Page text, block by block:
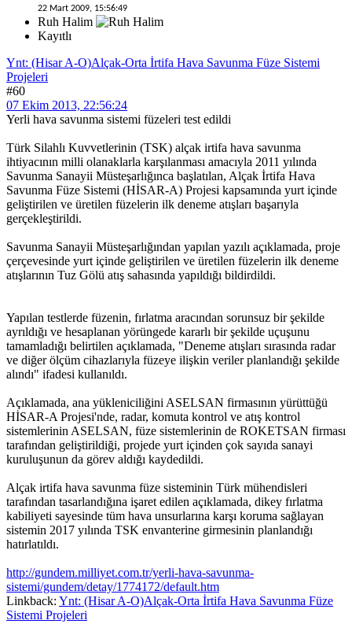
22 Mart 2009, 15:56:49
Ruh Halim
Kayıtlı
Ynt: (Hisar A-O)Alçak-Orta İrtifa Hava Savunma Füze Sistemi
Projeleri
#60
07 Ekim 2013, 22:56:24
Yerli hava savunma sistemi füzeleri test edildi
Türk Silahlı Kuvvetlerinin (TSK) alçak irtifa hava savunma
ihtiyacının milli olanaklarla karşılanması amacıyla 2011 yılında
Savunma Sanayii Müsteşarlığınca başlatılan, Alçak İrtifa Hava
Savunma Füze Sistemi (HİSAR-A) Projesi kapsamında yurt içinde
geliştirilen ve üretilen füzelerin ilk deneme atışları başarıyla
gerçekleştirildi.
Savunma Sanayii Müsteşarlığından yapılan yazılı açıklamada, proje
çerçevesinde yurt içinde geliştirilen ve üretilen füzelerin ilk deneme
atışlarının Tuz Gölü atış sahasında yapıldığı bildirdildi.
Yapılan testlerde füzenin, fırlatma aracından sorunsuz bir şekilde
ayrıldığı ve hesaplanan yörüngede kararlı bir şekilde uçuşunu
tamamladığı belirtilen açıklamada, "Deneme atışları sırasında radar
ve diğer ölçüm cihazlarıyla füzeye ilişkin veriler planlandığı şekilde
alındı" ifadesi kullanıldı.
Açıklamada, ana yükleniciliğini ASELSAN firmasının yürüttüğü
HİSAR-A Projesi'nde, radar, komuta kontrol ve atış kontrol
sistemlerinin ASELSAN, füze sistemlerinin de ROKETSAN firması
tarafından geliştirildiği, projede yurt içinden çok sayıda sanayi
kuruluşunun da görev aldığı kaydedildi.
Alçak irtifa hava savunma füze sisteminin Türk mühendisleri
tarafından tasarlandığına işaret edilen açıklamada, dikey fırlatma
kabiliyeti sayesinde tüm hava unsurlarına karşı koruma sağlayan
sistemin 2017 yılında TSK envanterine girmesinin planlandığı
hatırlatıldı.
http://gundem.milliyet.com.tr/yerli-hava-savunma-
sistemi/gundem/detay/1774172/default.htm
Linkback: Ynt: (Hisar A-O)Alçak-Orta İrtifa Hava Savunma Füze
Sistemi Projeleri